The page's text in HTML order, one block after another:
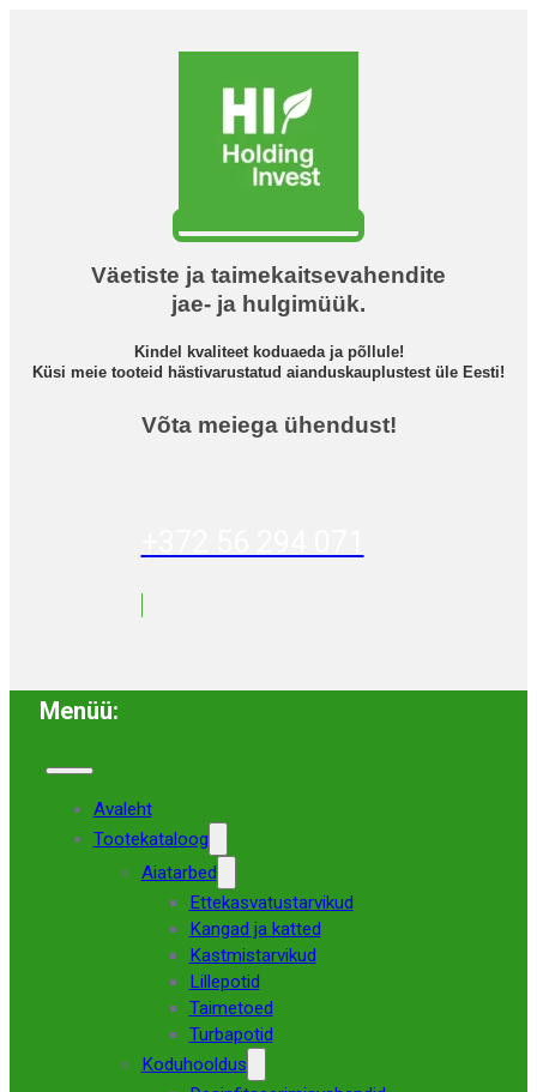
Väetiste ja taimekaitsevahendite
jae- ja hulgimüük.
Kindel kvaliteet koduaeda ja põllule!
Küsi meie tooteid hästivarustatud aianduskauplustest üle Eesti!
Võta meiega ühendust!
Menüü:
Avaleht
Tootekataloog
Aiatarbed
Ettekasvatustarvikud
Kangad ja katted
Kastmistarvikud
Lillepotid
Taimetoed
Turbapotid
Koduhooldus